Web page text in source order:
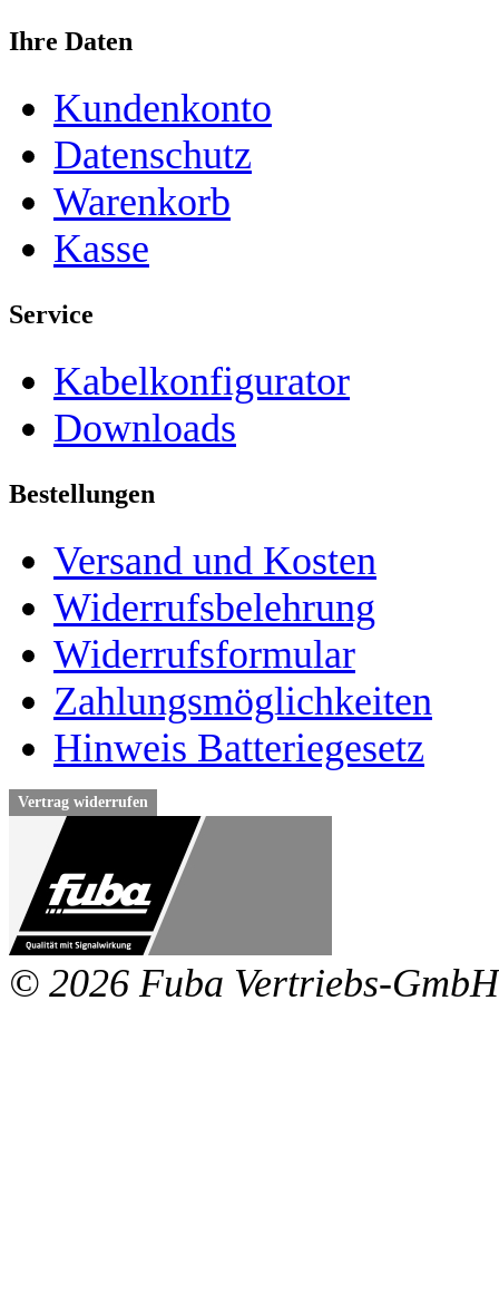
Ihre Daten
Kundenkonto
Datenschutz
Warenkorb
Kasse
Service
Kabelkonfigurator
Downloads
Bestellungen
Versand und Kosten
Widerrufsbelehrung
Widerrufsformular
Zahlungsmöglichkeiten
Hinweis Batteriegesetz
Vertrag widerrufen
© 2026 Fuba Vertriebs-GmbH